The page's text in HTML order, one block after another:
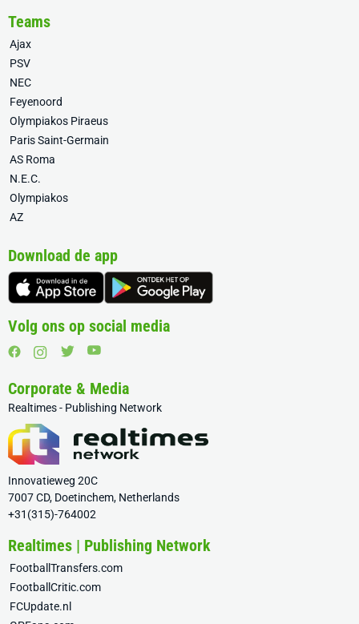
Teams
Ajax
PSV
NEC
Feyenoord
Olympiakos Piraeus
Paris Saint-Germain
AS Roma
N.E.C.
Olympiakos
AZ
Download de app
Volg ons op social media
Corporate & Media
Realtimes - Publishing Network
Innovatieweg 20C
7007 CD, Doetinchem, Netherlands
+31(315)-764002
Realtimes | Publishing Network
FootballTransfers.com
FootballCritic.com
FCUpdate.nl